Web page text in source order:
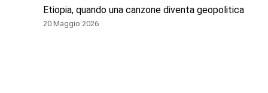
Etiopia, quando una canzone diventa geopolitica
20 Maggio 2026